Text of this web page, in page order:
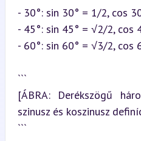
- 30°: sin 30° = 1/2, cos
- 45°: sin 45° = √2/2, cos
- 60°: sin 60° = √3/2, cos
```
[ÁBRA: Derékszögű
szinusz és koszinusz
```